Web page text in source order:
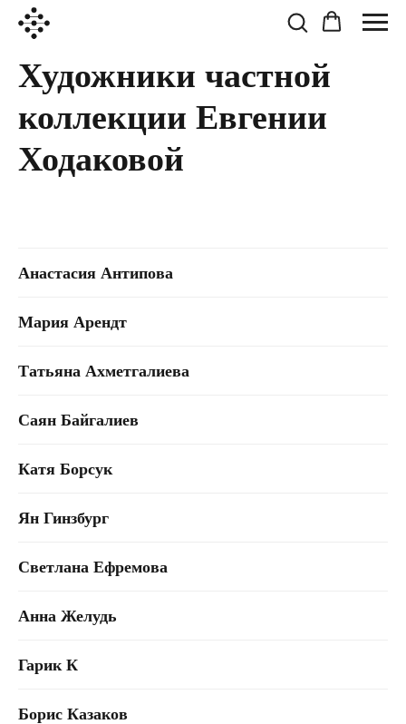
Художники частной
коллекции Евгении
Ходаковой
Анастасия Антипова
Мария Арендт
Татьяна Ахметгалиева
Саян Байгалиев
Катя Борсук
Ян Гинзбург
Светлана Ефремова
Анна Желудь
Гарик К
Борис Казаков